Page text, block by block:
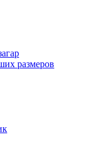
размеров